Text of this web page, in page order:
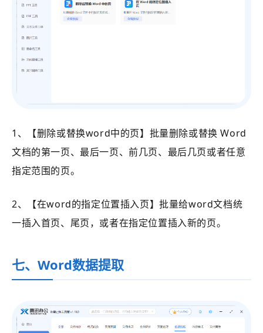
1、【删除或替换word中的页】批量删除或替换 Word
文档的第一页、最后一页、前几页、最后几页或者任意
指定范围的页。
2、【在word的指定位置插入页】批量给word文档统
一插入首页、尾页，或者在指定位置插入新的页。
七、Word数据提取